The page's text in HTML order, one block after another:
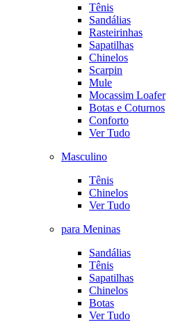
Tênis
Sandálias
Rasteirinhas
Sapatilhas
Chinelos
Scarpin
Mule
Mocassim Loafer
Botas e Coturnos
Conforto
Ver Tudo
Masculino
Tênis
Chinelos
Ver Tudo
para Meninas
Sandálias
Tênis
Sapatilhas
Chinelos
Botas
Ver Tudo